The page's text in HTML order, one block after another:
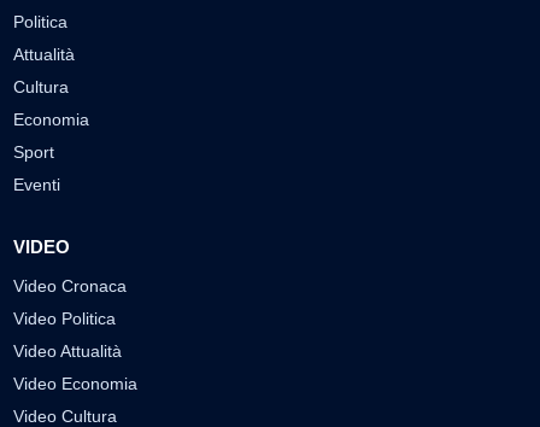
Politica
Attualità
Cultura
Economia
Sport
Eventi
VIDEO
Video Cronaca
Video Politica
Video Attualità
Video Economia
Video Cultura